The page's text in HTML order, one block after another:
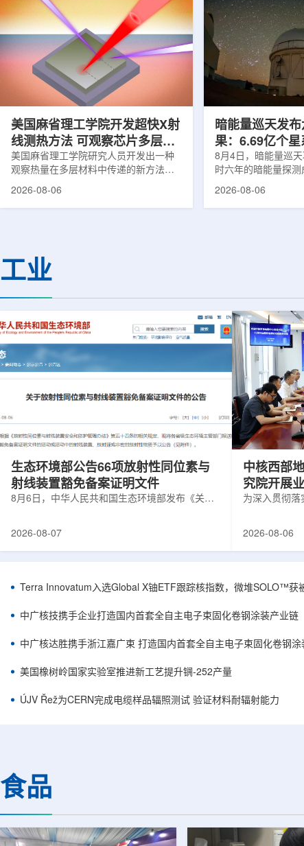
前已开始安装大型中微子探测器模块的
结构元件。该实验由近探测器和远探测
器组成：近探测器位于费米实验室，远
探测器设在南达科他州桑福德地下研究
设施地下约1英里处。两个探测器都将采
用液氩时间投影室技术，用于记录中微
基础设施网络合作
联合使用机构及联
心的同步辐射装置组
教育基础设施。新
于，可在同一实验
线和软X射线，完成
美国麻省理工学院开发超快X射
线测热方法 可观察芯片多层结
构热传递
美国麻省理工学院研究人员开发出一种
观察热量在多层材料中传递的新方法，
可用于精确测量计算机芯片等电子器件
多层结构时存在局限，例如常用的时域
热反射法难以区分不同材料层中的热传
题...
2026-08-06
暗能量巡天发
果：6.69亿个
束宇宙加速膨胀
8月4日，暗能量巡
时六年的暗能量探
形成18篇相关论文
加速...
2026-08-06
工业
生态环境部公告66项放射性同位素与
射线装置豁免备案证明文件
8月6日，中华人民共和国生态环境部发布《关于
将各省级生态环境主管部门报送的、已获得豁免
置、放射源或非密封放射性物质予以公告。随公
告发布的汇总表共列出66项备案记录，涉及山
东、天津、上海、河北、四川、甘肃、安徽、河
南、辽宁等地相关单位。备案内容涵盖...
2026-08-07
中核西部
究院开展
为深入贯彻落
地质研究院，
内油气测井成
验、智能测井
析等成熟技术
气盆地铀矿勘
2026-08-06
Terra Innovatum入选Global X铀ETF跟踪核指数，微堆SOLO™获
中广核技携手企业打造国内首套全自主电子束固化卷钢涂装产业链
中广核达胜携手浙江嘉广束 打造国内首套全自主电子束固化卷钢涂
美国橡树岭国家实验室推进新工艺提升锎-252产量
ÚJV Řež为CERN完成电缆样品辐照测试 验证材料耐辐射能力
食品